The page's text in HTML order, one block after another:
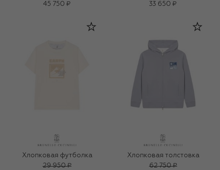
45 750 ₽
33 650 ₽
Хлопковая футболка
29 950 ₽
Хлопковая толстовка
62 750 ₽